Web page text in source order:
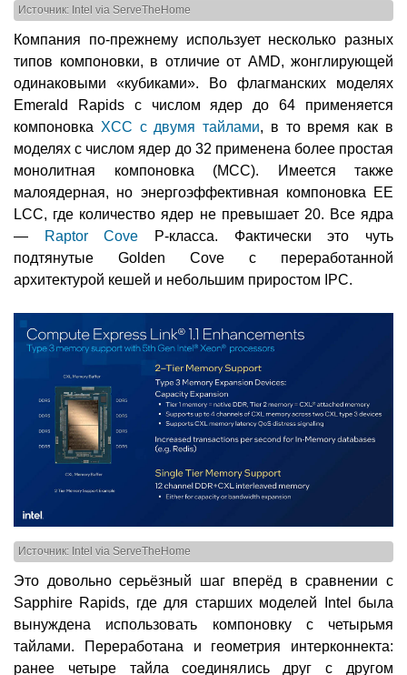
Источник: Intel via ServeTheHome
Компания по-прежнему использует несколько разных
типов компоновки, в отличие от AMD, жонглирующей
одинаковыми «кубиками». Во флагманских моделях
Emerald Rapids с числом ядер до 64 применяется
компоновка XCC с двумя тайлами, в то время как в
моделях с числом ядер до 32 применена более простая
монолитная компоновка (MCC). Имеется также
малоядерная, но энергоэффективная компоновка EE
LCC, где количество ядер не превышает 20. Все ядра
—
Raptor Cove P-класса. Фактически это чуть
подтянутые Golden Cove с переработанной
архитектурой кешей и небольшим приростом IPC.
Источник: Intel via ServeTheHome
Это довольно серьёзный шаг вперёд в сравнении с
Sapphire Rapids, где для старших моделей Intel была
вынуждена использовать компоновку с четырьмя
тайлами. Переработана и геометрия интерконнекта:
ранее четыре тайла соединялись друг с другом